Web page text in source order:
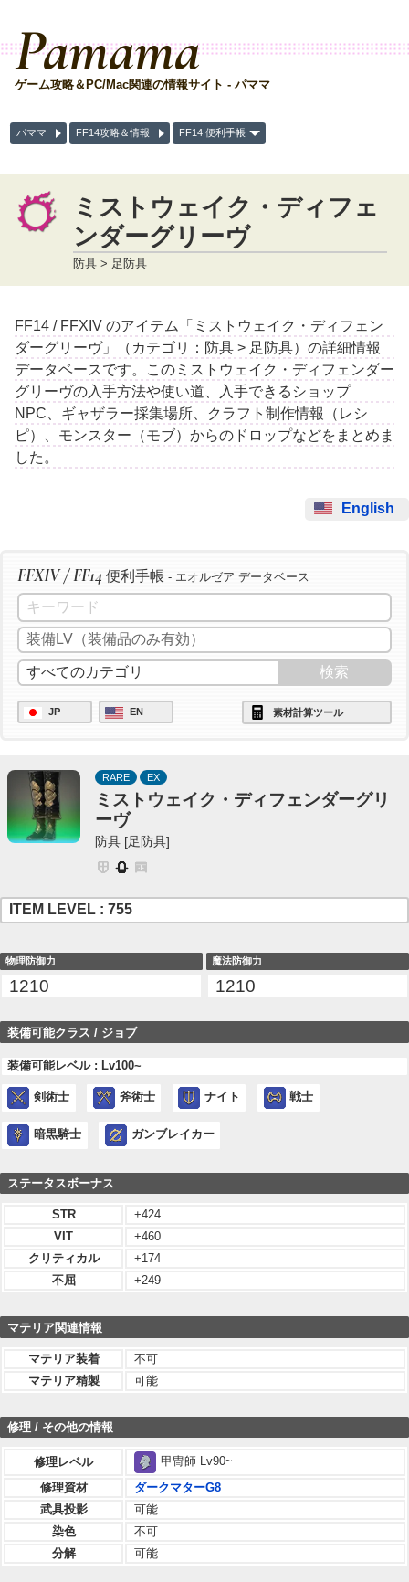
Pamama
ゲーム攻略＆PC/Mac関連の情報サイト - パママ
パママ FF14攻略＆情報 FF14 便利手帳
ミストウェイク・ディフェ
ンダーグリーヴ
防具 > 足防具
FF14 / FFXIV のアイテム「ミストウェイク・ディフェン
ダーグリーヴ」（カテゴリ：防具 > 足防具）の詳細情報
データベースです。このミストウェイク・ディフェンダー
グリーヴの入手方法や使い道、入手できるショップ
NPC、ギャザラー採集場所、クラフト制作情報（レシ
ピ）、モンスター（モブ）からのドロップなどをまとめま
した。
English
FFXIV / FF14 便利手帳 - エオルゼア データベース
JP EN 素材計算ツール
RARE EX
ミストウェイク・ディフェンダーグリ
ーヴ
防具 [足防具]
ITEM LEVEL : 755
物理防御力
1210
魔法防御力
1210
装備可能クラス / ジョブ
装備可能レベル : Lv100~
剣術士 斧術士 ナイト 戦士
暗黒騎士 ガンブレイカー
ステータスボーナス
STR
+424
VIT
+460
クリティカル
+174
不屈
+249
マテリア関連情報
マテリア装着
不可
マテリア精製
可能
修理 / その他の情報
修理レベル
甲冑師 Lv90~
修理資材
ダークマターG8
武具投影
可能
染色
不可
分解
可能